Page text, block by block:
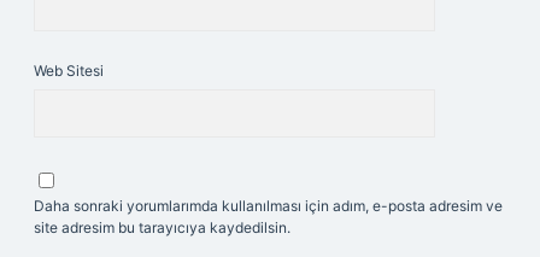
Web Sitesi
Daha sonraki yorumlarımda kullanılması için adım, e-posta adresim ve
site adresim bu tarayıcıya kaydedilsin.